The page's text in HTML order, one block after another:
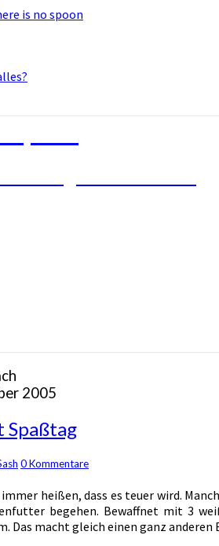
is no spoon
2005
Kommentare
0 Kommentare
heißen, dass es teuer wird.
begehen. Bewaffnet mit 3
Das macht gleich einen ganz anderen